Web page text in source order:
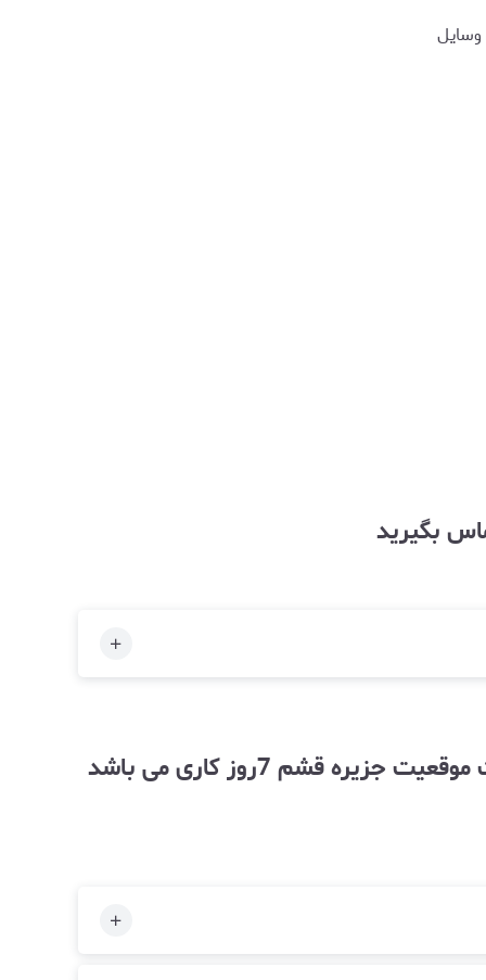
بگیرید
توجه زمان آماده سازی و ارسال کالا به خاطر حجم بالای سفارشات وارسال از طریق دریا به علت موقعیت جزیره قشم 7روز کاری می باشد